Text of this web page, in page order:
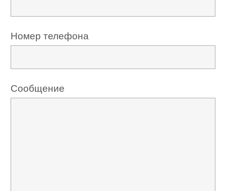
Номер телефона
Сообщение